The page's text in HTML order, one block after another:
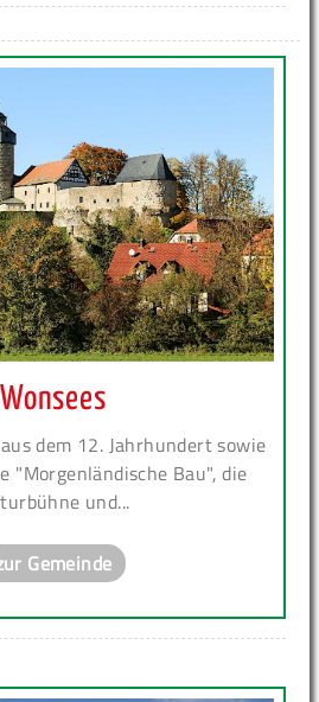
Wonsees
dem 12. Jahrhundert sowie
"Morgenländische Bau", die
und...
Gemeinde